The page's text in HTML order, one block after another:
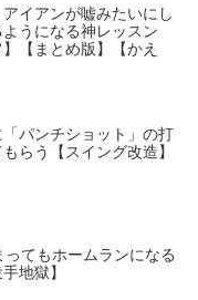
アイアンが嘘みたいにし
うになる神レッスン
【まとめ版】【かえ
パンチショット」の打
らう【スイング改造】
ってもホームランになる
地獄】